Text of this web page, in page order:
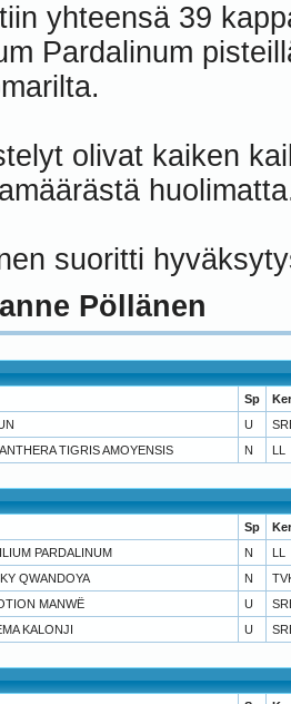
yhteensä 39
Pardalinum
olivat kaiken
suoritti
Pöllänen
Sp
U
TIGRIS AMOYENSIS N LL
Sp
PARDALINUM N
LL
QWANDOYA N
MANWË U
KALONJI U